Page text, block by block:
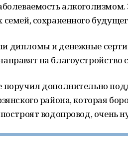
сохраненного
дипломы и денежные
на благоустройство
поручил дополнительно
района, которая
водопровод, очень